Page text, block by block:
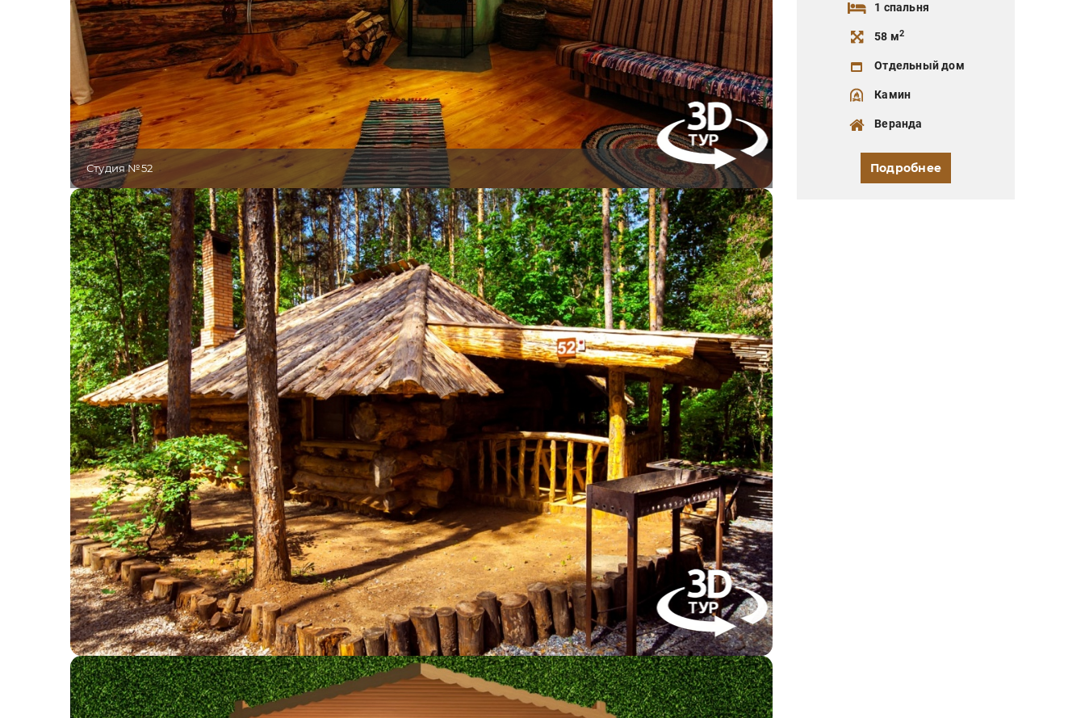
Студия №52
1 спальня
58 м2
Отдельный дом
Камин
Веранда
Подробнее